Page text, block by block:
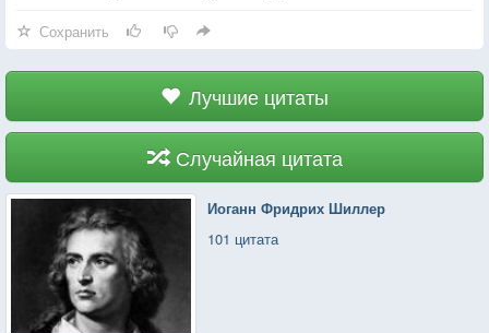
Сохранить
Лучшие цитаты
Случайная цитата
Иоганн Фридрих Шиллер
101 цитата